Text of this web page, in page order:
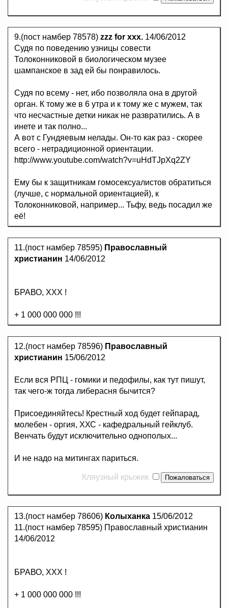
9.(пост намбер 78578) zzz for xxx. 14/06/2012
Судя по поведению узницы совести
Толоконниковой в биологическом музее
шампанское в зад ей бы понравилось.
Судя по всему - нет, ибо позволяла она в другой
орган. К тому же в 6 утра и к тому же с мужем, так
что несчастные детки никак не развратились. А в
инете и так полно...
А вот с Гундяевым нелады. Он-то как раз - скорее
всего - нетрадиционной ориентации.
http://www.youtube.com/watch?v=uHdTJpXq2ZY
Ему бы к защитникам гомосексуалистов обратиться
(лучше, с нормальной ориентацией), к
Толоконниковой, например... Тьфу, ведь посадил же
её!
11.(пост намбер 78595) Православный
христианин 14/06/2012
БРАВО, ХХХ !
+ 1 000 000 000 !!!
12.(пост намбер 78596) Православный
христианин 15/06/2012
Если вся РПЦ - гомики и педофилы, как тут пишут,
так чего-ж тогда либерасня бычится?
Присоединяйтесь! Крестный ход будет гейпарад,
молебен - оргия, ХХС - кафедральный гейклуб.
Венчать будут исключительно однополых...
И не надо на митингах париться.
Кляузный крыжик
13.(пост намбер 78606) Колыханка 15/06/2012
11.(пост намбер 78595) Православный христианин
14/06/2012
БРАВО, ХХХ !
+ 1 000 000 000 !!!